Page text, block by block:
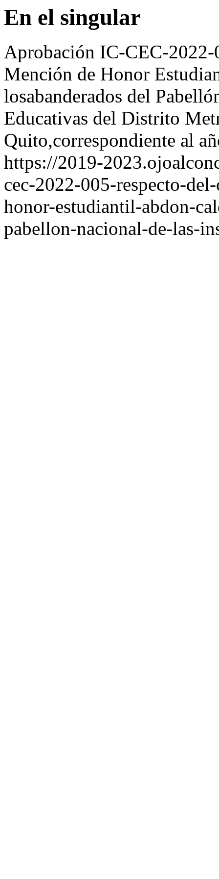
En el singular
Aprobación IC-CEC-2022-
Mención de Honor
losabanderados del
Educativas del Distrito
Quito,correspondiente al
https://2019-
cec-2022-005-respecto-
honor-estudiantil-abdon-
pabellon-nacional-de-las-